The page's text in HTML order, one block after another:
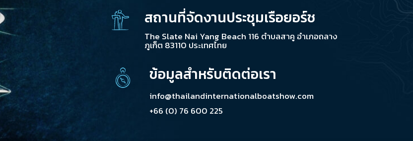
สถานที่จัดงานประชุมเรือยอร์ช
The Slate Nai Yang Beach 116 ตำบลสาคู อำเภอถลาง
ภูเก็ต 83110 ประเทศไทย
ข้อมูลสำหรับติดต่อเรา
info@thailandinternationalboatshow.com
+66 (0) 76 600 225